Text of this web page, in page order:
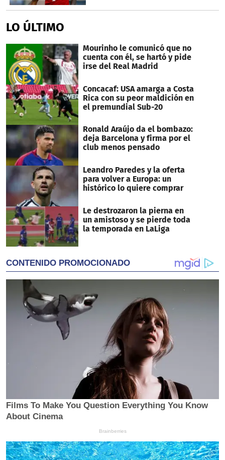
LO ÚLTIMO
Mourinho le comunicó que no
cuenta con él, se hartó y pide
irse del Real Madrid
Concacaf: USA amarga a Costa
Rica con su peor maldición en
el premundial Sub-20
Ronald Araújo da el bombazo:
deja Barcelona y firma por el
club menos pensado
Leandro Paredes y la oferta
para volver a Europa: un
histórico lo quiere comprar
Le destrozaron la pierna en
un amistoso y se pierde toda
la temporada en LaLiga